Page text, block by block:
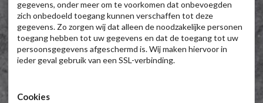
gegevens, onder meer om te voorkomen dat onbevoegden
zich onbedoeld toegang kunnen verschaffen tot deze
gegevens. Zo zorgen wij dat alleen de noodzakelijke personen
toegang hebben tot uw gegevens en dat de toegang tot uw
persoonsgegevens afgeschermd is. Wij maken hiervoor in
ieder geval gebruik van een SSL-verbinding.
Cookies